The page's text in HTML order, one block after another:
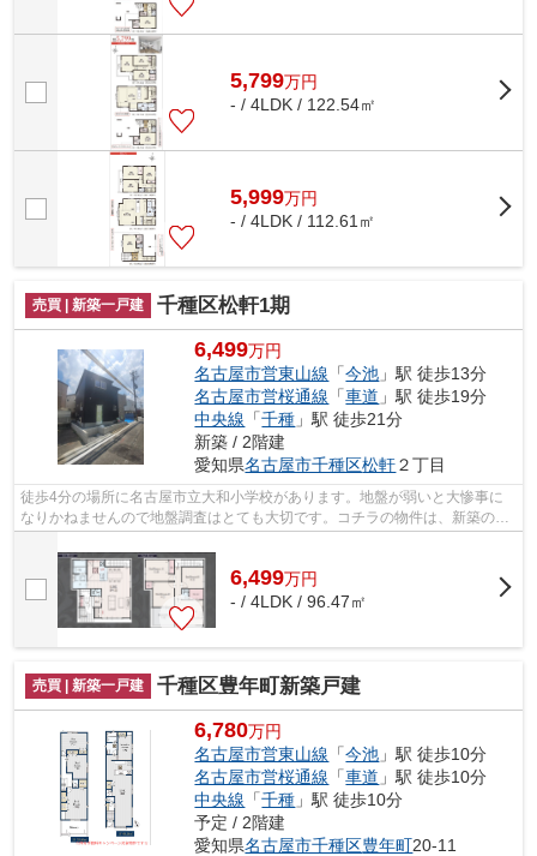
5,799万円
- / 4LDK / 122.54㎡
5,999万円
- / 4LDK / 112.61㎡
売買 | 新築一戸建 千種区松軒1期
6,499万円
名古屋市営東山線 「今池 」駅 徒歩13分
名古屋市営桜通線 「車道 」駅 徒歩19分
中央線 「千種 」駅 徒歩21分
新築 / 2階建
愛知県名古屋市千種区松軒２丁目
徒歩4分の場所に名古屋市立大和小学校があります。地盤が弱いと大惨事に
なりかねませんので地盤調査はとても大切です。コチラの物件は、新築の戸
6,499万円
- / 4LDK / 96.47㎡
売買 | 新築一戸建 千種区豊年町新築戸建
6,780万円
名古屋市営東山線 「今池 」駅 徒歩10分
名古屋市営桜通線 「車道 」駅 徒歩10分
中央線 「千種 」駅 徒歩10分
予定 / 2階建
愛知県名古屋市千種区豊年町20-11